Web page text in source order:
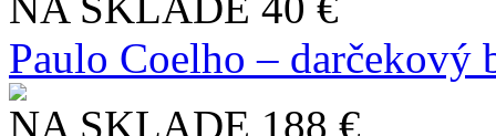
Paulo Coelho – darčekový
NA SKLADE 188 €